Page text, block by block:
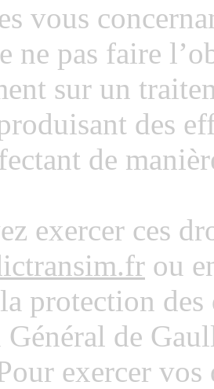
vous
ne pas faire
sur un
des
de
exercer ces
ou
protection
Général de
exercer vos